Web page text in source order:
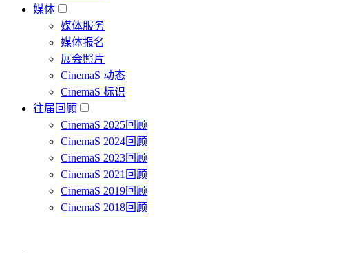
媒体
媒体服务
媒体报名
展会照片
CinemaS 动态
CinemaS 标识
往届回顾
CinemaS 2025回顾
CinemaS 2024回顾
CinemaS 2023回顾
CinemaS 2021回顾
CinemaS 2019回顾
CinemaS 2018回顾